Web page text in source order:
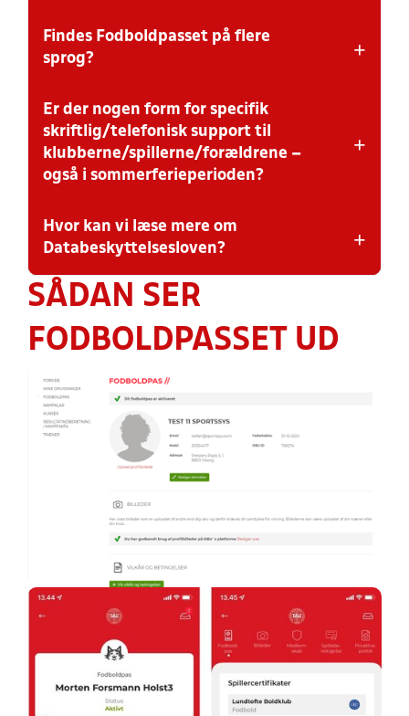
Ja, Fodboldpasset gælder også for elitespillere. Dog er
et aktiveret Fodboldpas ikke obligatorisk for
Findes Fodboldpasset på flere
sprog?
+
Nej, Fodboldpasset er på dansk.
Er der nogen form for specifik
skriftlig/telefonisk support til
klubberne/spillerne/forældrene –
også i sommerferieperioden?
+
Spørgsmål vedrørende Fodboldpasset - og hjælp til
aktivering - skal rettes til din lokalunion. Du kan finde
Hvor kan vi læse mere om
Databeskyttelsesloven?
+
Mere om Databeskyttelsesloven.
skrive til DBU's Data Protection Manager på
persondata@dbu.dk.
SÅDAN SER
FODBOLDPASSET UD